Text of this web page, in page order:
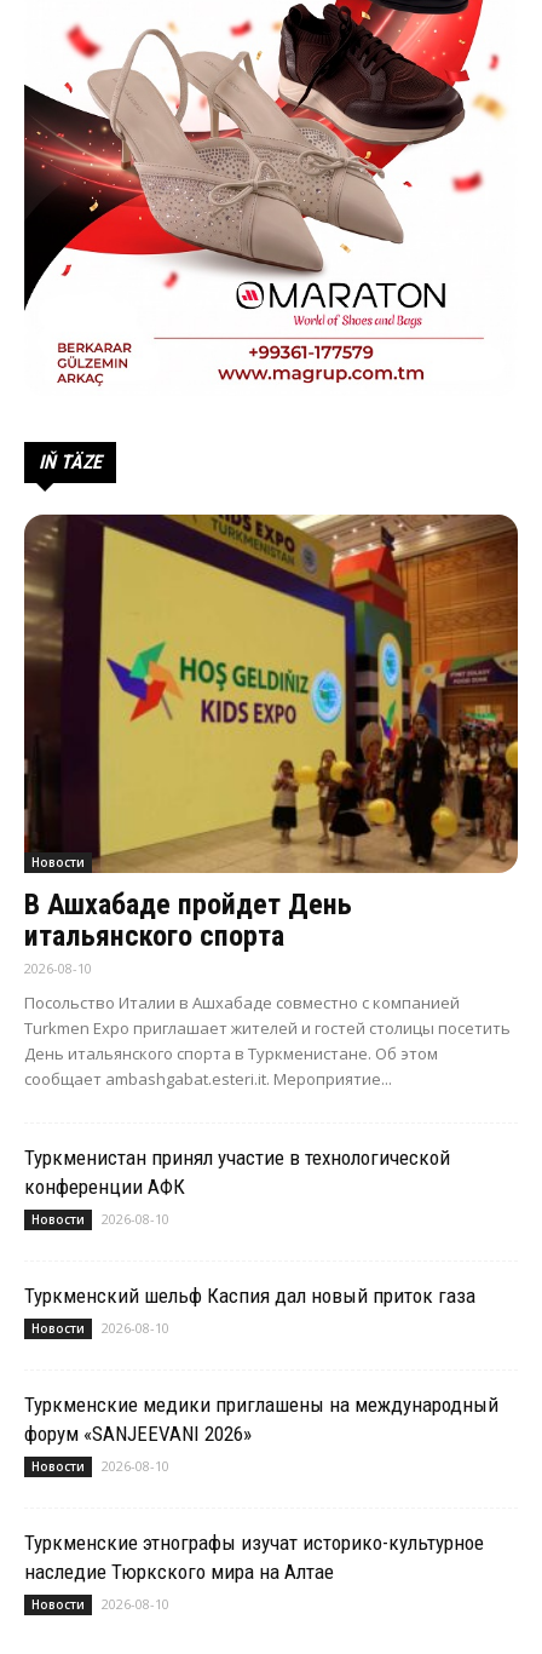
IŇ TÄZE
Новости
В Ашхабаде пройдет День
итальянского спорта
2026-08-10
Посольство Италии в Ашхабаде совместно с компанией
Turkmen Expo приглашает жителей и гостей столицы посетить
День итальянского спорта в Туркменистане. Об этом
сообщает ambashgabat.esteri.it. Мероприятие...
Туркменистан принял участие в технологической
конференции АФК
Новости 2026-08-10
Туркменский шельф Каспия дал новый приток газа
Новости 2026-08-10
Туркменские медики приглашены на международный
форум «SANJEEVANI 2026»
Новости 2026-08-10
Туркменские этнографы изучат историко-культурное
наследие Тюркского мира на Алтае
Новости 2026-08-10